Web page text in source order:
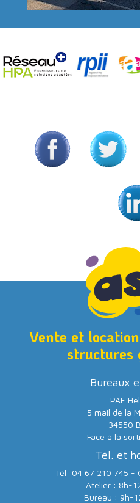
Vente et
structures
Bureaux
PAE
5 mail de la
34550
Face à la
Tél. et
Tél: 04 67 210 745 -
Atelier : 8h-
Bureau : 9h-